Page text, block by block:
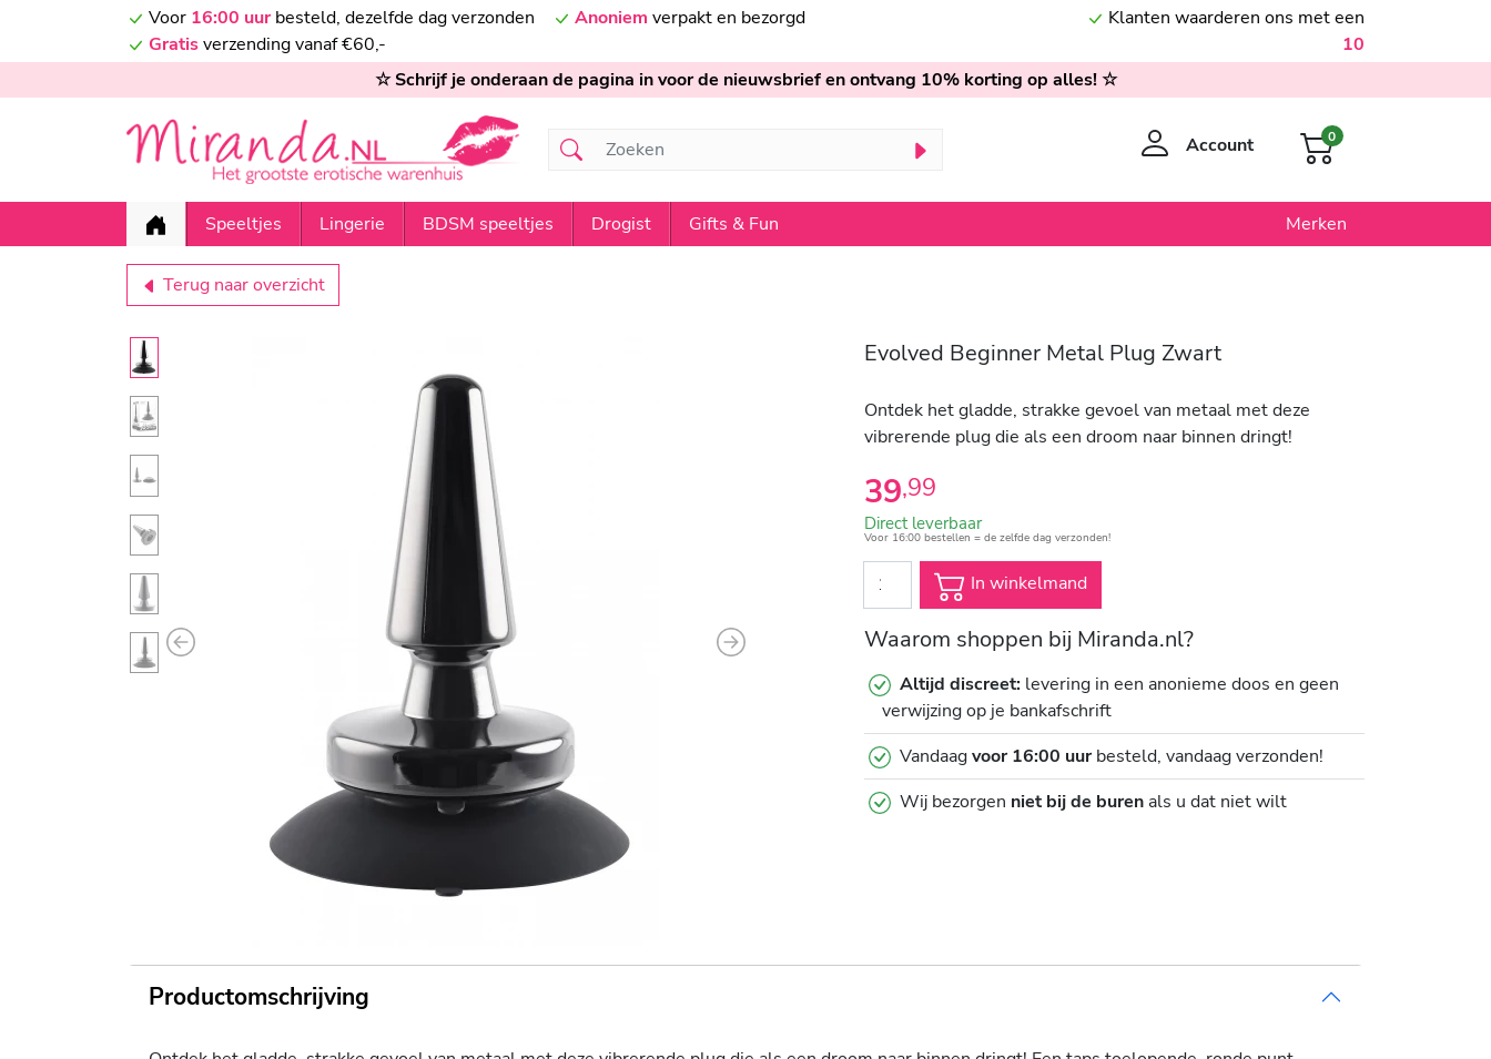
Voor 16:00 uurbesteld, dezelfde dag verzonden Anoniem verpakt en bezorgd
Gratisverzending vanaf €60,-
Klanten waarderen ons met een
10
☆ Schrijf je onderaan de pagina in voor de nieuwsbrief en ontvang 10% korting op alles! ☆
Account 0
Speeltjes Lingerie BDSM speeltjes Drogist Gifts & Fun Merken
Terug naar overzicht
Previous Next
Evolved Beginner Metal Plug Zwart
Ontdek het gladde, strakke gevoel van metaal met deze
vibrerende plug die als een droom naar binnen dringt!
39,99
Direct leverbaar
Voor 16:00 bestellen = de zelfde dag verzonden!
In winkelmand
Waarom shoppen bij Miranda.nl?
Altijd discreet: levering in een anonieme doos en geen
verwijzing op je bankafschrift
Vandaagvoor 16:00 uurbesteld, vandaag verzonden!
Wij bezorgen niet bij de burenals u dat niet wilt
Productomschrijving